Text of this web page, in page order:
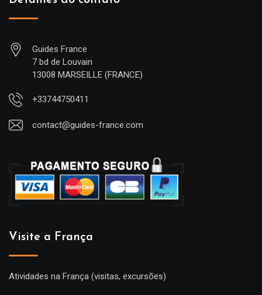
Guides France
7 bd de Louvain
13008 MARSEILLE (FRANCE)
+33744750411
contact@guides-france.com
Visite a França
Atividades na França (visitas, excursões)